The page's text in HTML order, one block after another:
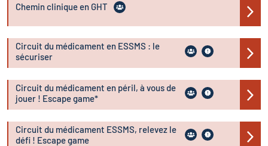
Chemin clinique en GHT
Circuit du médicament en ESSMS : le
sécuriser
Circuit du médicament en péril, à vous de
jouer ! Escape game*
Circuit du médicament ESSMS, relevez le
défi ! Escape game